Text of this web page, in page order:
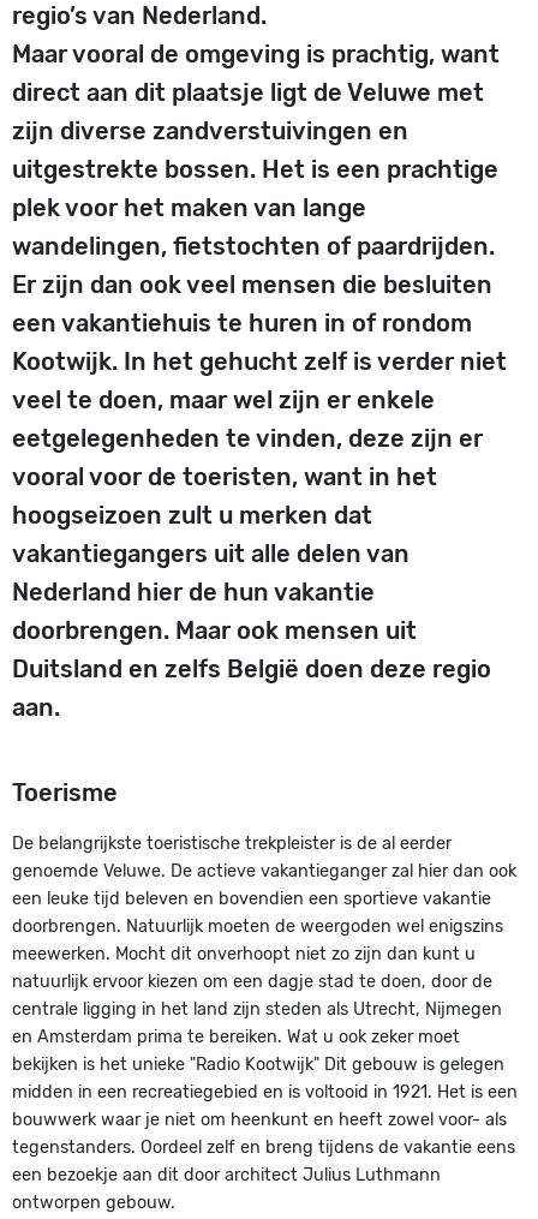
regio’s van Nederland.
Maar vooral de omgeving is prachtig, want
direct aan dit plaatsje ligt de Veluwe met
zijn diverse zandverstuivingen en
uitgestrekte bossen. Het is een prachtige
plek voor het maken van lange
wandelingen, fietstochten of paardrijden.
Er zijn dan ook veel mensen die besluiten
een vakantiehuis te huren in of rondom
Kootwijk. In het gehucht zelf is verder niet
veel te doen, maar wel zijn er enkele
eetgelegenheden te vinden, deze zijn er
vooral voor de toeristen, want in het
hoogseizoen zult u merken dat
vakantiegangers uit alle delen van
Nederland hier de hun vakantie
doorbrengen. Maar ook mensen uit
Duitsland en zelfs België doen deze regio
aan.
Toerisme
De belangrijkste toeristische trekpleister is de al eerder
genoemde Veluwe. De actieve vakantieganger zal hier dan ook
een leuke tijd beleven en bovendien een sportieve vakantie
doorbrengen. Natuurlijk moeten de weergoden wel enigszins
meewerken. Mocht dit onverhoopt niet zo zijn dan kunt u
natuurlijk ervoor kiezen om een dagje stad te doen, door de
centrale ligging in het land zijn steden als Utrecht, Nijmegen
en Amsterdam prima te bereiken. Wat u ook zeker moet
bekijken is het unieke "Radio Kootwijk" Dit gebouw is gelegen
midden in een recreatiegebied en is voltooid in 1921. Het is een
bouwwerk waar je niet om heenkunt en heeft zowel voor- als
tegenstanders. Oordeel zelf en breng tijdens de vakantie eens
een bezoekje aan dit door architect Julius Luthmann
ontworpen gebouw.